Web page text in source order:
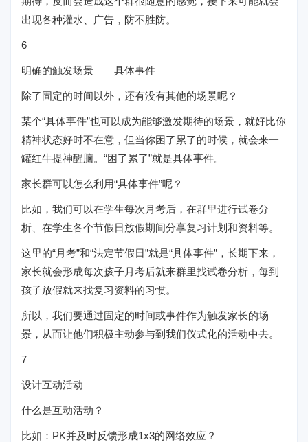
出现各种灌水、广告，防不胜防。
6
明确的触发场景——具体事件
除了固定的时间以外，还有没有其他的场景呢？
某个“具体事件”也可以成为能够激发期待的场景，就好比你
精神状态好时不在意，但当你困了累了的时候，就会来一
罐红牛提神醒脑。“困了累了”就是具体事件。
家长群可以怎么利用“具体事件”呢？
比如，我们可以在学生每次月考后，在群里进行试卷分
析、在学生各个节假日放假期间分享复习计划和资料等。
这里的“月考”和“法定节假日”就是“具体事件”，长期下来，
家长就会形成每次孩子月考后就来群里找试卷分析，每到
孩子放假就来找复习资料的习惯。
所以，我们要通过固定的时间或事件作为触发家长的场
景，从而让他们积极主动参与到我们仪式化的活动中去。
7
设计互动活动
什么是互动活动？
比如：PK并及时反馈形成1x3的网络效应？